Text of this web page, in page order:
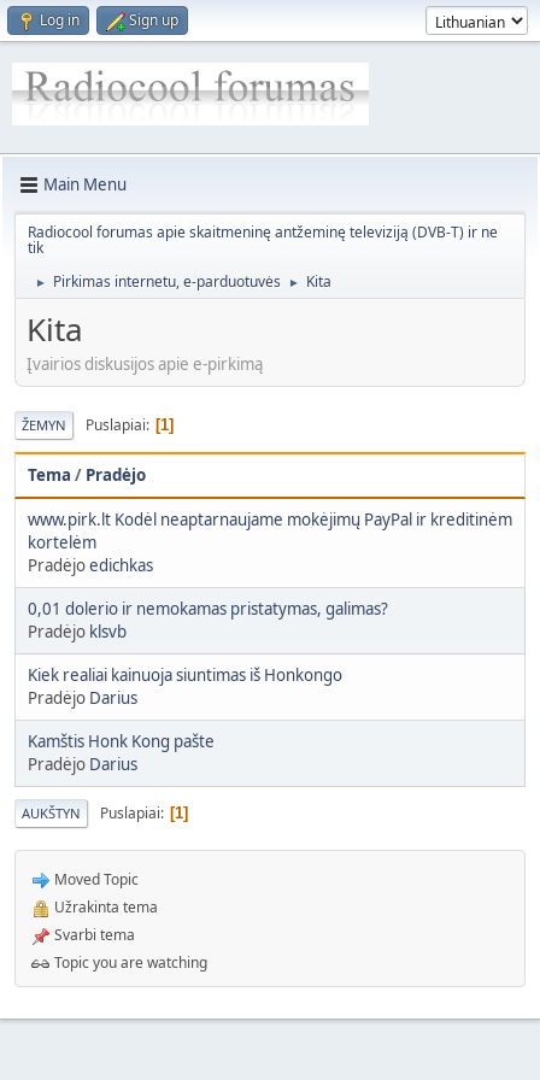
Log in Sign up
Main Menu
Radiocool forumas apie skaitmeninę antžeminę televiziją (DVB-T) ir ne
tik
► Pirkimas internetu, e-parduotuvės ► Kita
Kita
Įvairios diskusijos apie e-pirkimą
ŽEMYN Puslapiai 1
Tema / Pradėjo
www.pirk.lt Kodėl neaptarnaujame mokėjimų PayPal ir kreditinėm
kortelėm
Pradėjoedichkas
0,01 dolerio ir nemokamas pristatymas, galimas?
Pradėjo klsvb
Kiek realiai kainuoja siuntimas iš Honkongo
Pradėjo Darius
Kamštis Honk Kong pašte
Pradėjo Darius
AUKŠTYN Puslapiai 1
Moved Topic
Užrakinta tema
Svarbi tema
Topic you are watching